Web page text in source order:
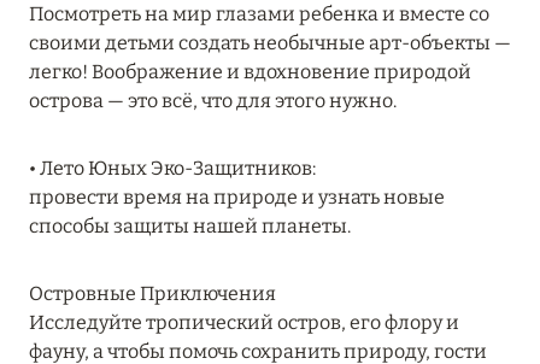
11 декабря 2024
RIXOS PREMIUM SAADIYAT ISLAND ABU DHABI:
КОНЦЕПЦИЯ «ВСЁ ВКЛЮЧЕНО – ВСЁ
Подробнее
HÔTEL BARRIÈRE LES NEIGES
Подробнее
Посмотреть на мир глазами ребенка и вместе со
своими детьми создать необычные арт-объекты —
легко! Воображение и вдохновение природой
острова — это всё, что для этого нужно.
• Лето Юных Эко-Защитников:
провести время на природе и узнать новые
способы защиты нашей планеты.
Островные Приключения
Исследуйте тропический остров, его флору и
фауну, а чтобы помочь сохранить природу, гости